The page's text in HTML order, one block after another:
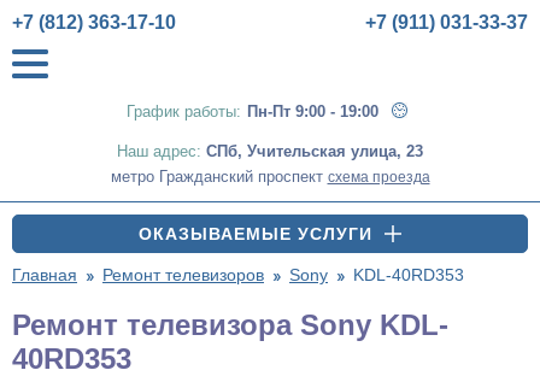
График работы: Пн-Пт 9:00 - 19:00
+7 (812) 363-17-10 +7 (911) 031-33-37
Наш адрес: СПб, Учительская улица, 23
метро Гражданский проспект схема проезда
ОКАЗЫВАЕМЫЕ УСЛУГИ
Главная Ремонт телевизоров Sony KDL-40RD353
Ремонт телевизора Sony KDL-
40RD353